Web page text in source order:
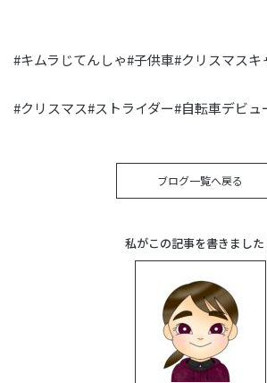
#キムラじてんしゃ#子供車#クリスマスキ
#クリスマス#ストライダー#自転車デビュ
ブログ一覧へ戻る
私がこの記事を書きました